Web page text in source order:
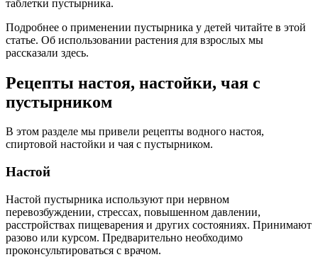
таблетки пустырника.
Подробнее о применении пустырника у детей читайте в этой
статье. Об использовании растения для взрослых мы
рассказали здесь.
Рецепты настоя, настойки, чая с
пустырником
В этом разделе мы привели рецепты водного настоя,
спиртовой настойки и чая с пустырником.
Настой
Настой пустырника используют при нервном
перевозбуждении, стрессах, повышенном давлении,
расстройствах пищеварения и других состояниях. Принимают
разово или курсом. Предварительно необходимо
проконсультироваться с врачом.